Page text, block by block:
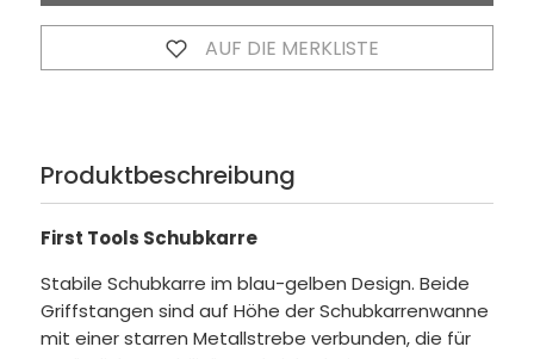
AUF DIE MERKLISTE
Produktbeschreibung
First Tools Schubkarre
Stabile Schubkarre im blau-gelben Design. Beide
Griffstangen sind auf Höhe der Schubkarrenwanne
mit einer starren Metallstrebe verbunden, die für